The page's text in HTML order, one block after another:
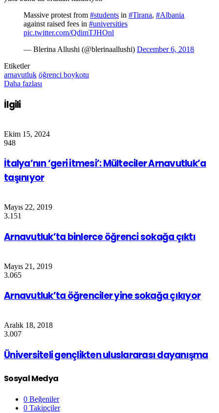
Massive protest from #students in #Tirana, #Albania
against raised fees in #universities
pic.twitter.com/QdimTJHOnl
— Blerina Allushi (@blerinaallushi) December 6, 2018
Etiketler
arnavutluk öğrenci boykotu
Daha fazlası
İlgili
Ekim 15, 2024
948
İtalya’nın ‘geri itmesi’: Mülteciler Arnavutluk’a
taşınıyor
Mayıs 22, 2019
3.151
Arnavutluk’ta binlerce öğrenci sokağa çıktı
Mayıs 21, 2019
3.065
Arnavutluk’ta öğrenciler yine sokağa çıkıyor
Aralık 18, 2018
3.007
Üniversiteli gençlikten uluslararası dayanışma
Sosyal Medya
0 Beğeniler
0 Takipçiler